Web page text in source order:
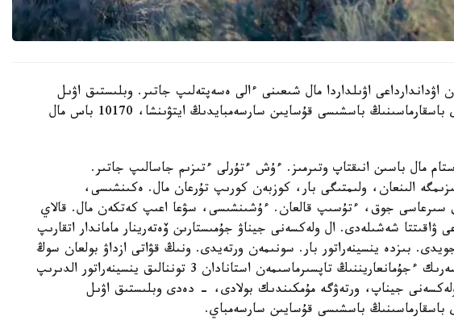
اۋداندارداعى اۋىلداردا مال شىعىنى ءالى ەسەپتەلىپ جاتىر. وبلىستىق اۋىل
شارۋاشىلىعى جانە جەر قاتىناستارى باسقارماسىنىڭ باسشىسى قۇسايىن سارسەمبايدىڭ ايتۋىنشا، 10170 باس مال
ءبىز 3 مىڭنان استام مال باسىن انىقتاپ وتىرمىز. ءۇش ءتۇرلى ءتىزىم جاسالىپ جاتىر.
الىنعان، ولىمتىگى بار، كوزبەن كورىپ تۇرعان مال. ەكىنشىسى،
سىرعاسى جوق، ءتۇسىپ قالعان. ءۇشىنشىسى، سۋعا اعىپ كەتكەن مال. قالاي
ۋاقىتتا شەشىلەدى. ال ولەكسەنى جيناۋ جۇمىستارىن ۆەتەرينار ماماندار اتقارىپ
باس جيناپ، جويدى. بىزدە ينسينەراتور بار. سونىمەن ورتەيدى. ونىڭ قۋاتى ازداۋ بولعان سوڭ
پرەمەر-ءمينيستردىڭ ورىنباسارى سەرىك ءجۇمانعاريننىڭ تاپسىرماسىمەن استانادان 3 توننالىق ينسينەراتور الدىرىپ
جيناپ، ورتەۋگە مۇمكىندىك بولادى، - دەدى وبلىستىق اۋىل
باسقارماسىنىڭ باسشىسى قۇسايىن سارسەمباي.